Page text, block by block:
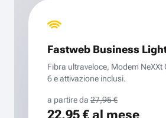
Fastweb Business
Fibra ultraveloce, Modem NeXXt
6 e attivazione inclusi.
a partire da 27,95 €
22,95 €al mese